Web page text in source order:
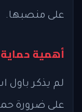
على منصبها.
أهمية
لم يذكر باول
على ضرورة